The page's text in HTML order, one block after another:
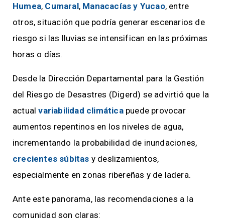
Humea, Cumaral, Manacacías y Yucao, entre
otros, situación que podría generar escenarios de
riesgo si las lluvias se intensifican en las próximas
horas o días.
Desde la Dirección Departamental para la Gestión
del Riesgo de Desastres (Digerd) se advirtió que la
actualvariabilidad climáticapuede provocar
aumentos repentinos en los niveles de agua,
incrementando la probabilidad de inundaciones,
crecientes súbitas y deslizamientos,
especialmente en zonas ribereñas y de ladera.
Ante este panorama, las recomendaciones a la
comunidad son claras: